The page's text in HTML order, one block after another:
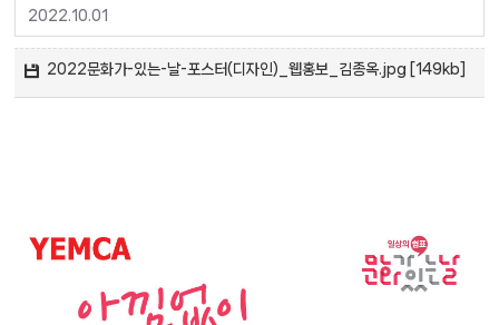
2022.10.01
2022문화가-있는-날-포스터(디자인)_웹홍보_김종옥.jpg [149kb]